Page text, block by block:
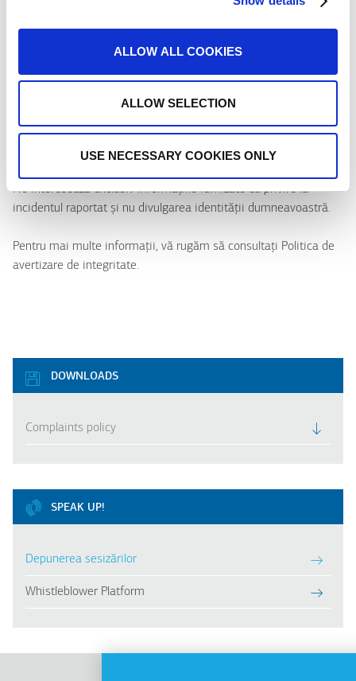
ALLOW ALL COOKIES
ALLOW SELECTION
USE NECESSARY COOKIES ONLY
vizată poate solicita divulgarea identității reclamantului pentru
a-și exercita drepturile legale.
întrucât nu este necesară completarea niciunei informații care
ar putea dezvălui identitatea dumneavoastră.
Ne interesează exclusiv informațiile furnizate cu privire la
incidentul raportat și nu divulgarea identității dumneavoastră.
Pentru mai multe informații, vă rugăm să consultați Politica de
avertizare de integritate.
DOWNLOADS
Complaints policy
SPEAK UP!
Depunerea sesizărilor
Whistleblower Platform